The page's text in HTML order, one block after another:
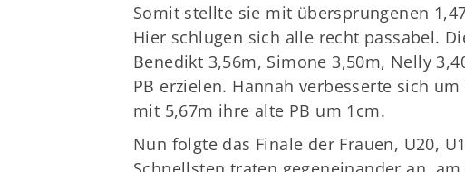
Somit stellte sie mit übersprungenen
Hier schlugen sich alle recht passabel.
Benedikt 3,56m, Simone 3,50m, Nelly
PB erzielen. Hannah verbesserte sich
mit 5,67m ihre alte PB um 1cm.
Nun folgte das Finale der Frauen, U20,